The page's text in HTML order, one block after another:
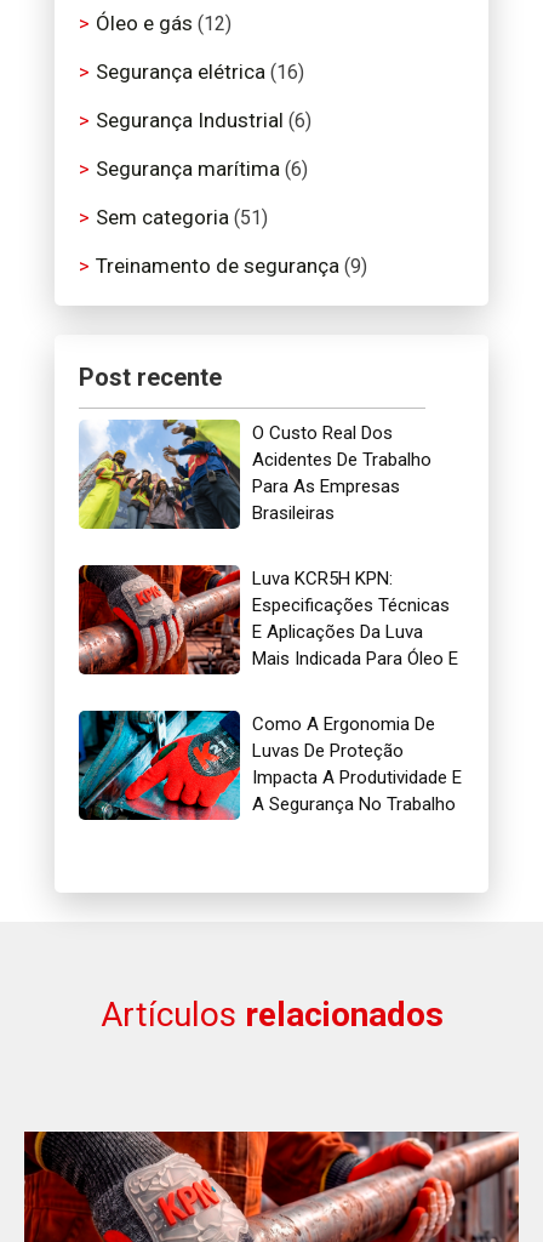
Óleo e gás (12)
Segurança elétrica(16)
Segurança Industrial (6)
Segurança marítima(6)
Sem categoria(51)
Treinamento de segurança(9)
Post recente
O Custo Real Dos
Acidentes De Trabalho
Para As Empresas
Brasileiras
Luva KCR5H KPN:
Especificações Técnicas
E Aplicações Da Luva
Mais Indicada Para Óleo E
Como A Ergonomia De
Luvas De Proteção
Impacta A Produtividade E
A Segurança No Trabalho
Artículos relacionados